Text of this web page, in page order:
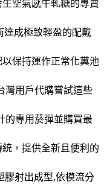
空氣感牛軋糖的專賣
達成極致輕盈的配戴
保持運作正常化糞池
灣用戶代購嘗試這些
的專用菸彈並購買最
，提供全新且便利的
膠射出成型,依模流分